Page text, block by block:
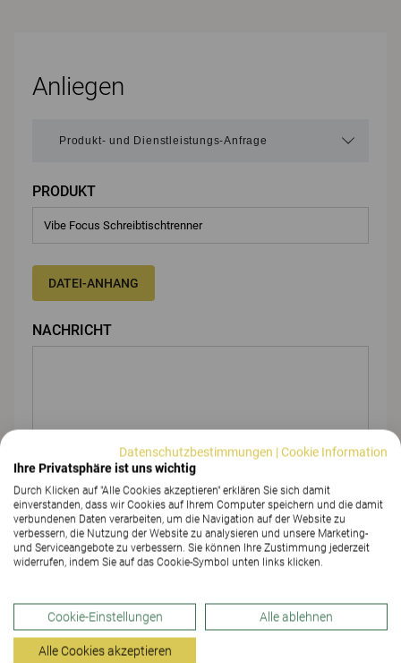
Anliegen
PRODUKT
DATEI-ANHANG
NACHRICHT
Ihre Angaben
VORNAME*
NACHNAME*
Datenschutzbestimmungen |Cookie Information
Ihre Privatsphäre ist uns wichtig
Durch Klicken auf "Alle Cookies akzeptieren" erklären Sie sich damit
einverstanden, dass wir Cookies auf Ihrem Computer speichern und die damit
verbundenen Daten verarbeiten, um die Navigation auf der Website zu
verbessern, die Nutzung der Website zu analysieren und unsere Marketing-
und Serviceangebote zu verbessern. Sie können Ihre Zustimmung jederzeit
widerrufen, indem Sie auf das Cookie-Symbol unten links klicken.
Cookie-Einstellungen Alle ablehnen
Alle Cookies akzeptieren